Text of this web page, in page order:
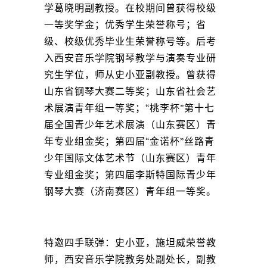
学葛晓明副教授。在校期间曾获得校级
一等奖学金；优秀学生荣誉称号；省
级、校级优秀毕业生荣誉称号等。后考
入西安音乐学院钢琴教学与演奏专业研
究生学位，师从史小亚副教授。曾获得
山东省钢琴大赛二等奖；山东省社会艺
术展演青年组一等奖；“桃李杯”第十七
届全国青少年艺术展演（山东赛区）青
年专业组金奖；第四届“金诺杯”丝路青
少年国际文体艺术节（山东赛区）青年
专业组金奖；第四届李斯特国际青少年
钢琴大赛（济南赛区）青年组一等奖。
特邀四手联弹：史小亚，施坦威荣誉教
师，西安音乐学院教务处副处长，副教